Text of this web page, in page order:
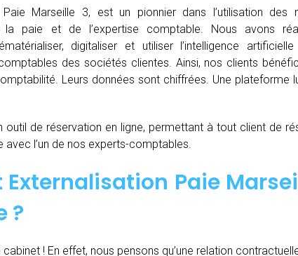
Paie Marseille 3, est un pionnier dans l’utilisation des
paie et de l’expertise comptable. Nous avons
digitaliser et utiliser l’intelligence
des sociétés clientes. Ainsi, nos clients
Leurs données sont chiffrées. Une plateforme
outil de réservation en ligne, permettant à tout client de
l’un de nos experts-comptables.
Paie
?
! En effet, nous pensons qu’une relation